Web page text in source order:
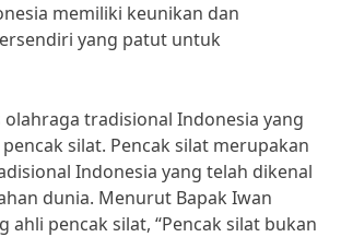
memiliki keunikan dan
yang patut untuk
olahraga tradisional Indonesia yang
silat. Pencak silat merupakan
Indonesia yang telah dikenal
dunia. Menurut Bapak Iwan
ahli pencak silat, “Pencak silat bukan